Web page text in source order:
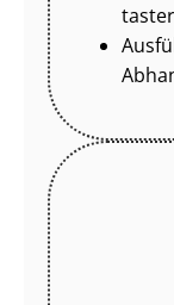
tas­ter